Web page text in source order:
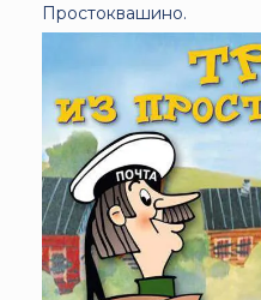
Простоквашино.